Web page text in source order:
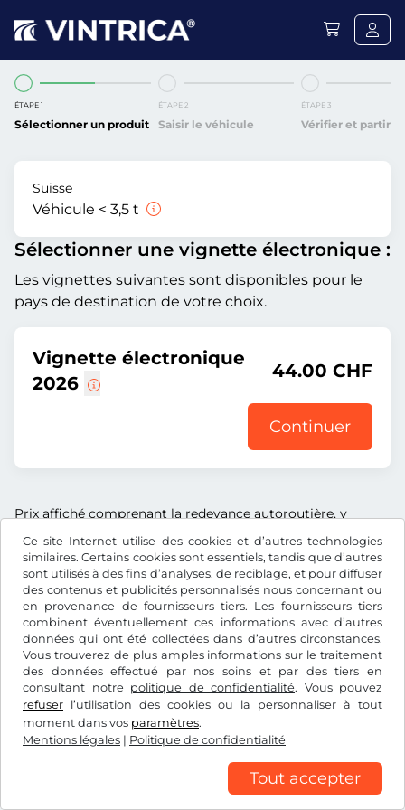
Ce site Internet utilise des cookies et d’autres technologies
similaires. Certains cookies sont essentiels, tandis que d’autres
sont utilisés à des fins d’analyses, de reciblage, et pour diffuser
des contenus et publicités personnalisés nous concernant ou
en provenance de fournisseurs tiers. Les fournisseurs tiers
combinent éventuellement ces informations avec d’autres
données qui ont été collectées dans d’autres circonstances.
Vous trouverez de plus amples informations sur le traitement
des données effectué par nos soins et par des tiers en
consultant notre politique de confidentialité. Vous pouvez
refuser l’utilisation des cookies ou la personnaliser à tout
moment dans vos paramètres.
Mentions légales | Politique de confidentialité
Tout accepter
ÉTAPE 1
Sélectionner un produit
ÉTAPE 2
Saisir le véhicule
ÉTAPE 3
Vérifier et partir
Suisse
Véhicule < 3,5 t
Sélectionner une vignette électronique :
Les vignettes suivantes sont disponibles pour le
pays de destination de votre choix.
Vignette électronique
2026
44.00 CHF
Continuer
Prix affiché comprenant la redevance autoroutière, y
CHF
Facebook Instagram
CGV/droit de rétractation
Politique de confidentialité
Paramétrage des cookies
Mentions légales